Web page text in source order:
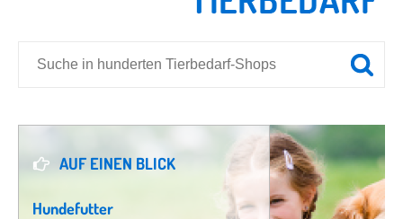
AUF EINEN BLICK
Hundefutter